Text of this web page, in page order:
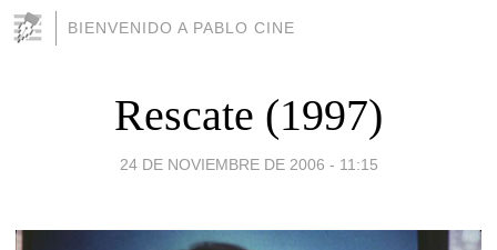
BIENVENIDO A PABLO CINE
Rescate (1997)
24 DE NOVIEMBRE DE 2006 - 11:15